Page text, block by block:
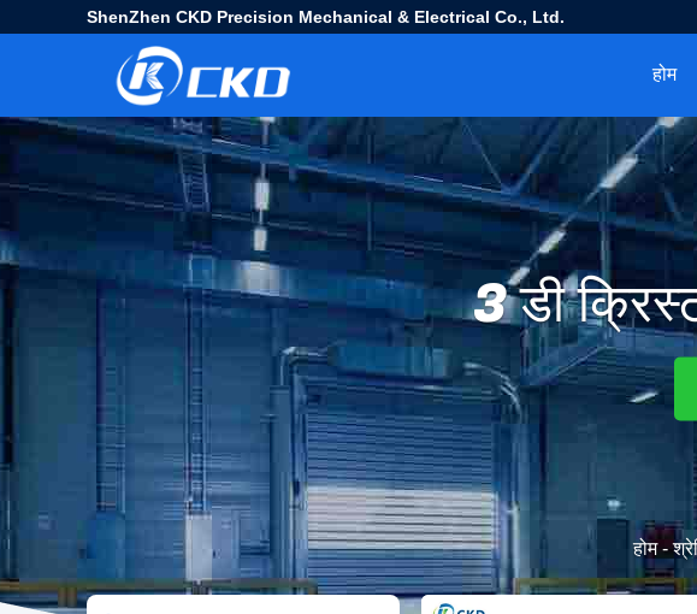
ShenZhen CKD Precision Mechanical & Electrical Co., Ltd.
होम
3 डी
होम-